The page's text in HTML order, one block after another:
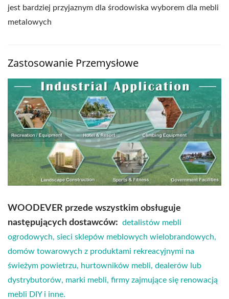
jest bardziej przyjaznym dla środowiska wyborem dla mebli
metalowych
Zastosowanie Przemysłowe
WOODEVER przede wszystkim obsługuje
następujących dostawców: detalistów mebli
ogrodowych, sieci sklepów meblowych wielobrandowych,
domów towarowych z produktami rekreacyjnymi na
świeżym powietrzu, hurtowników mebli, dealerów lub
dystrybutorów, marki mebli, firmy zajmujące się renowacją
mebli DIY i inne.